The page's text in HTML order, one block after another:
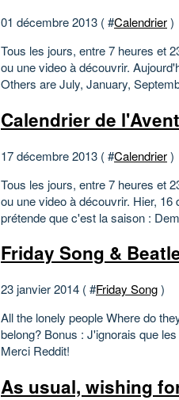
01 décembre 2013 ( #Calendrier)
Tous les jours, entre 7 heures et
ou une video à découvrir.
Others are July, January,
Calendrier de
17 décembre 2013 ( #Calendrier)
Tous les jours, entre 7 heures et
ou une video à découvrir. Hier,
prétende que c'est la saison :
Friday Song &
23 janvier 2014 ( #Friday Song)
All the lonely people Where do
belong? Bonus : J'ignorais que
Merci Reddit!
As usual, wishing